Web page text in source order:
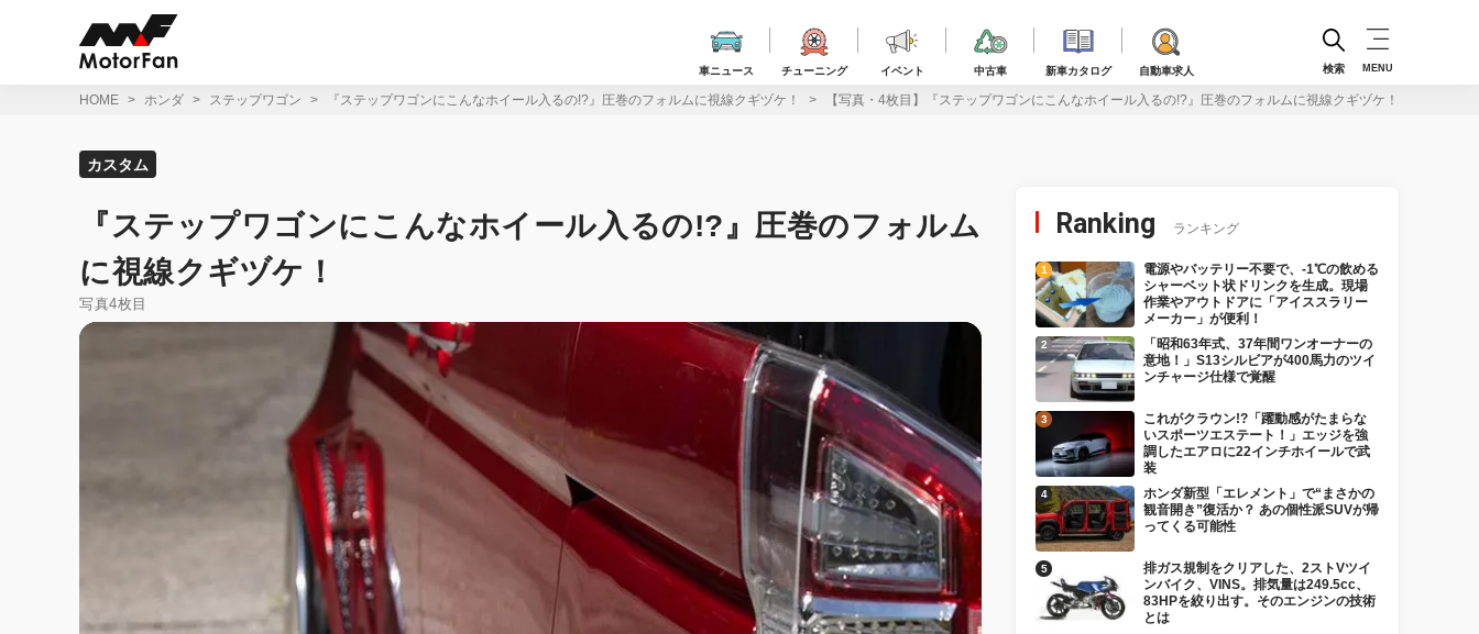
車ニュース チューニング イベント 中古車 新車カタログ 自動車求人 検索 MENU
HOME ホンダ ステップワゴン 『ステップワゴンにこんなホイール入るの!?』圧巻のフォルムに視線クギヅケ！ 【写真・4枚目】『ステップワゴンにこんなホイール入るの!?』圧巻のフォルムに視線クギヅケ！
カスタム
『ステップワゴンにこんなホイール入るの!?』圧巻のフォルム
に視線クギヅケ！
写真4枚目
Ranking ランキング
電源やバッテリー不要で、-1℃の飲める
シャーベット状ドリンクを生成。現場
作業やアウトドアに「アイススラリー
メーカー」が便利！
「昭和63年式、37年間ワンオーナーの
意地！」S13シルビアが400馬力のツイ
ンチャージ仕様で覚醒
これがクラウン!?「躍動感がたまらな
いスポーツエステート！」エッジを強
調したエアロに22インチホイールで武
装
ホンダ新型「エレメント」で“まさかの
観音開き”復活か？ あの個性派SUVが帰
ってくる可能性
排ガス規制をクリアした、2ストVツイ
ンバイク、VINS。排気量は249.5cc、
83HPを絞り出す。そのエンジンの技術
とは